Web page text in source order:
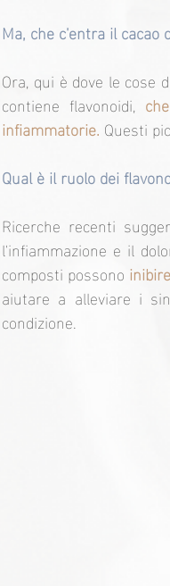
Ma, che c'entra il
Ora, qui è dove le cose
contiene flavonoidi,
infiammatorie. Questi
Qual è il ruolo dei
Ricerche recenti
l'infiammazione e il
composti possono
aiutare a alleviare i
condizione.